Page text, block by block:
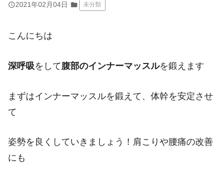
query_builder2021年02月04日 folder 未分類
こんにちは
深呼吸をして腹部のインナーマッスルを鍛えます
まずはインナーマッスルを鍛えて、体幹を安定させ
て
姿勢を良くしていきましょう！肩こりや腰痛の改善
にも